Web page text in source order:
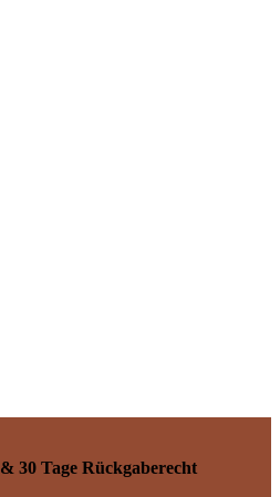
& 30 Tage Rückgaberecht